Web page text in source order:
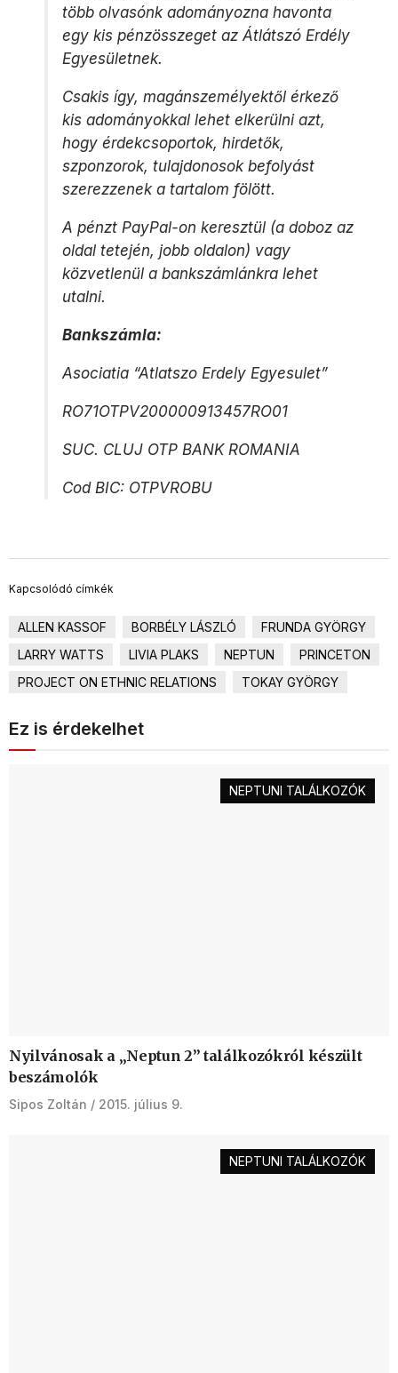
több olvasónk adományozna havonta
egy kis pénzösszeget az Átlátszó Erdély
Egyesületnek.
Csakis így, magánszemélyektől érkező
kis adományokkal lehet elkerülni azt,
hogy érdekcsoportok, hirdetők,
szponzorok, tulajdonosok befolyást
szerezzenek a tartalom fölött.
A pénzt PayPal-on keresztül (a doboz az
oldal tetején, jobb oldalon) vagy
közvetlenül a bankszámlánkra lehet
utalni.
Bankszámla:
Asociatia “Atlatszo Erdely Egyesulet”
RO71OTPV200000913457RO01
SUC. CLUJ OTP BANK ROMANIA
Cod BIC: OTPVROBU
Kapcsolódó címkék
ALLEN KASSOF BORBÉLY LÁSZLÓ
FRUNDA GYÖRGY
LARRY WATTS
LIVIA PLAKS NEPTUN
PRINCETON
PROJECT ON ETHNIC RELATIONS
TOKAY GYÖRGY
Ez is érdekelhet
NEPTUNI TALÁLKOZÓK
Nyilvánosak a „Neptun 2” találkozókról készült
beszámolók
Sipos Zoltán 2015. július 9.
NEPTUNI TALÁLKOZÓK